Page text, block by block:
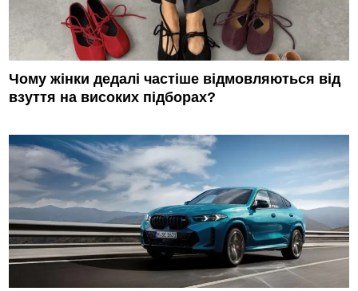
Чому жінки дедалі частіше відмовляються від
взуття на високих підборах?